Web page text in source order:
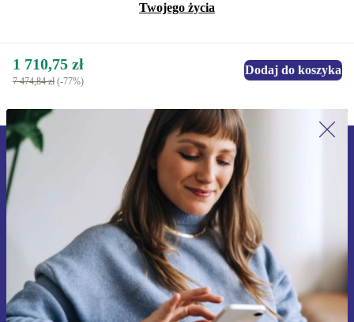
Twojego życia
1 710,75 zł
7 474,84 zł (-77%)
Dodaj do koszyka
Zapisz się na nasz newsletter!
Nie przegap żadnej oferty.
Zarejestruj się
Informacje na temat używania danych osobowych znajdują się w